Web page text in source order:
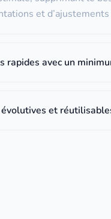
et
rapides avec un
et